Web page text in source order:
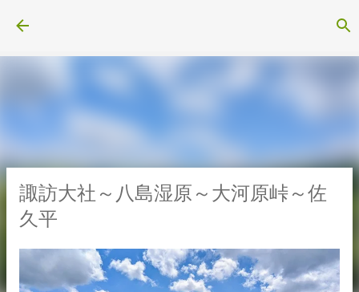
諏訪大社～八島湿原～大河原峠～佐
久平